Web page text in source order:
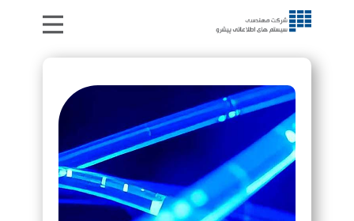
مقالات
درباره ما
تماس با ما